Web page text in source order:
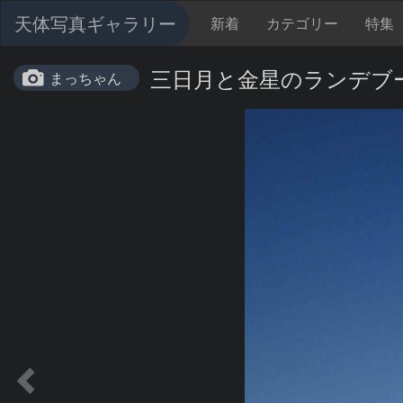
天体写真ギャラリー 新着 カテゴリー 特集
まっちゃん 三日月と金星のランデブ